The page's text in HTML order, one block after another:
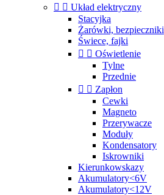
  Układ elektryczny
Stacyjka
Żarówki, bezpieczniki
Świece, fajki
  Oświetlenie
Tylne
Przednie
  Zapłon
Cewki
Magneto
Przerywacze
Moduły
Kondensatory
Iskrowniki
Kierunkowskazy
Akumulatory<6V
Akumulatory<12V